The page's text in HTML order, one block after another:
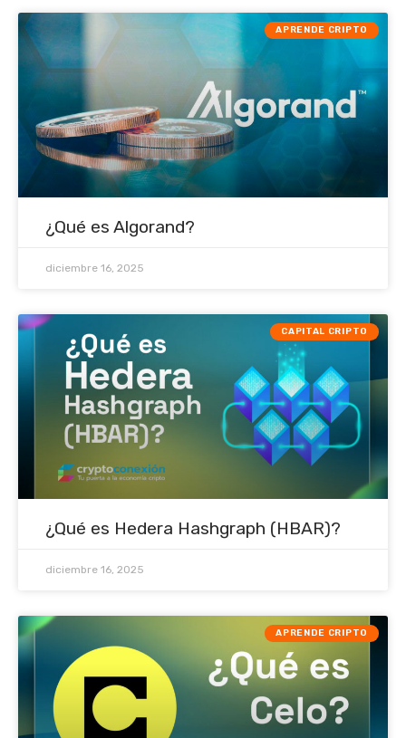
APRENDE CRIPTO
¿Qué es Algorand?
diciembre 16, 2025
CAPITAL CRIPTO
¿Qué es Hedera Hashgraph (HBAR)?
diciembre 16, 2025
APRENDE CRIPTO